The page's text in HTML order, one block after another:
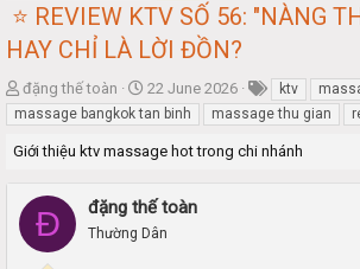
⭐️ REVIEW KTV SỐ 56: "NÀNG
HAY CHỈ LÀ LỜI ĐỒN?
T
h
r
e
s
t
đặng thế toàn
S
t
a
r
a
t
22 June 2026 ktv
massage bangkok tan binh
massage thu gian
Giới thiệu ktv massage hot trong chi nhánh
Đ đặng thế toàn
Thường Dân